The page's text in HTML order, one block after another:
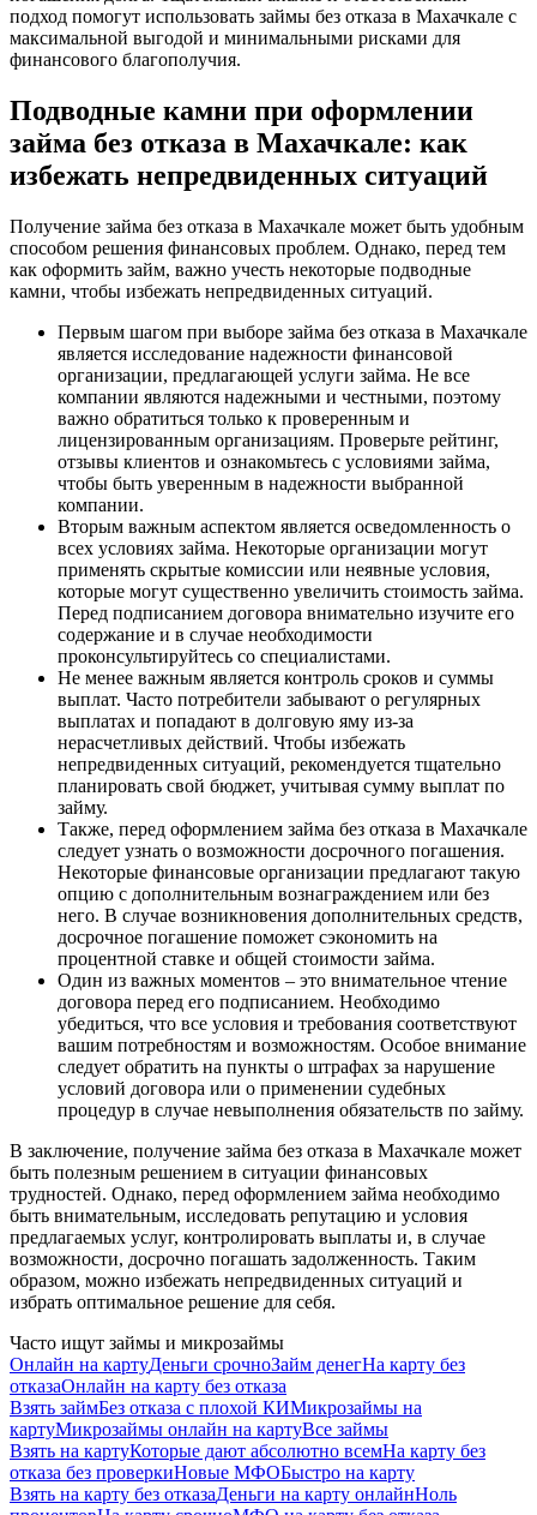
подход помогут использовать займы без отказа в Махачкале с
максимальной выгодой и минимальными рисками для
финансового благополучия.
Подводные камни при оформлении
займа без отказа в Махачкале: как
избежать непредвиденных ситуаций
Получение займа без отказа в Махачкале может быть удобным
способом решения финансовых проблем. Однако, перед тем
как оформить займ, важно учесть некоторые подводные
камни, чтобы избежать непредвиденных ситуаций.
Первым шагом при выборе займа без отказа в Махачкале
является исследование надежности финансовой
организации, предлагающей услуги займа. Не все
компании являются надежными и честными, поэтому
важно обратиться только к проверенным и
лицензированным организациям. Проверьте рейтинг,
отзывы клиентов и ознакомьтесь с условиями займа,
чтобы быть уверенным в надежности выбранной
компании.
Вторым важным аспектом является осведомленность о
всех условиях займа. Некоторые организации могут
применять скрытые комиссии или неявные условия,
которые могут существенно увеличить стоимость займа.
Перед подписанием договора внимательно изучите его
содержание и в случае необходимости
проконсультируйтесь со специалистами.
Не менее важным является контроль сроков и суммы
выплат. Часто потребители забывают о регулярных
выплатах и попадают в долговую яму из-за
нерасчетливых действий. Чтобы избежать
непредвиденных ситуаций, рекомендуется тщательно
планировать свой бюджет, учитывая сумму выплат по
займу.
Также, перед оформлением займа без отказа в Махачкале
следует узнать о возможности досрочного погашения.
Некоторые финансовые организации предлагают такую
опцию с дополнительным вознаграждением или без
него. В случае возникновения дополнительных средств,
досрочное погашение поможет сэкономить на
процентной ставке и общей стоимости займа.
Один из важных моментов – это внимательное чтение
договора перед его подписанием. Необходимо
убедиться, что все условия и требования соответствуют
вашим потребностям и возможностям. Особое внимание
следует обратить на пункты о штрафах за нарушение
условий договора или о применении судебных
процедур в случае невыполнения обязательств по займу.
В заключение, получение займа без отказа в Махачкале может
быть полезным решением в ситуации финансовых
трудностей. Однако, перед оформлением займа необходимо
быть внимательным, исследовать репутацию и условия
предлагаемых услуг, контролировать выплаты и, в случае
возможности, досрочно погашать задолженность. Таким
образом, можно избежать непредвиденных ситуаций и
избрать оптимальное решение для себя.
Часто ищут займы и микрозаймы
Онлайн на картуДеньги срочноЗайм денегНа карту без
отказаОнлайн на карту без отказа
Взять займБез отказа с плохой КИМикрозаймы на
картуМикрозаймы онлайн на картуВсе займы
Взять на картуКоторые дают абсолютно всемНа карту без
отказа без проверкиНовые МФОБыстро на карту
Взять на карту без отказаДеньги на карту онлайнНоль